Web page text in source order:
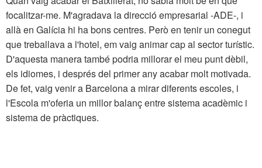
focalitzar-me. M'agradava la direcció empresarial -ADE-, i
allà en Galícia hi ha bons centres. Però en tenir un conegut
que treballava a l'hotel, em vaig animar cap al sector turístic.
D'aquesta manera també podria millorar el meu punt dèbil,
els idiomes, i després del primer any acabar molt motivada.
De fet, vaig venir a Barcelona a mirar diferents escoles, i
l'Escola m'oferia un millor balanç entre sistema acadèmic i
sistema de pràctiques.